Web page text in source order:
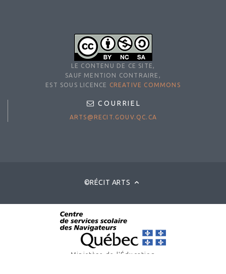
LE CONTENU DE CE SITE,
SAUF MENTION CONTRAIRE,
EST SOUS LICENCE
CREATIVE COMMONS
COURRIEL
ARTS@RECIT.GOUV.QC.CA
©RÉCIT ARTS
Ministère de l'Éducation